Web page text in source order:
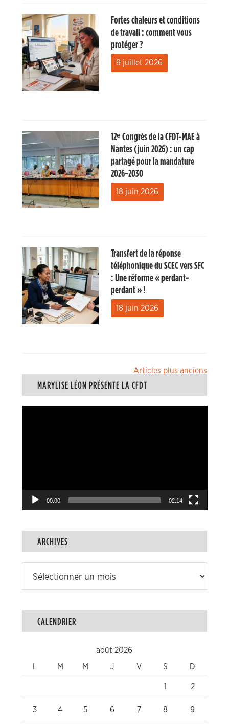
Fortes chaleurs et conditions
de travail : comment vous
protéger ?
9 juillet 2026
12ᵉ Congrès de la CFDT-MAE à
Nantes (juin 2026) : un cap
partagé pour la mandature
2026-2030
18 juin 2026
Transfert de la réponse
téléphonique du SCEC vers SFC
: Une réforme « perdant-
perdant » !
18 juin 2026
Navigation
des
articles
Articles plus anciens
MARYLISE LÉON PRÉSENTE LA CFDT
00:00 02:14
ARCHIVES
CALENDRIER
août 2026
M M J V S D
1 2
3 4 5 6 7 8 9